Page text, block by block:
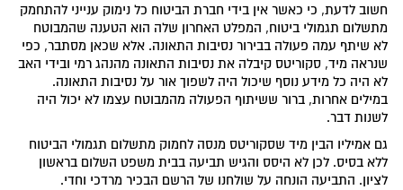
חשוב לדעת, כי כאשר אין בידי חברת הביטוח כל נימוק ענייני להתחמק
מתשלום תגמולי ביטוח, המפלט האחרון שלה הוא הטענה שהמבוטח
לא שיתף עמה פעולה בבירור נסיבות התאונה. אלא שכאן מסתבר, כפי
שנראה מיד, סקוריטס קיבלה את נסיבות התאונה מהנהג רמי ובידי האב
לא היה כל מידע נוסף שיכול היה לשפוך אור על נסיבות התאונה.
במילים אחרות, ברור ששיתוף הפעולה מהמבוטח עצמו לא יכול היה
לשנות דבר.
גם אמיליו הבין מיד שסקוריטס מנסה לחמוק מתשלום תגמולי הביטוח
ללא בסיס. לכן לא היסס והגיש תביעה בבית משפט השלום בראשון
לציון. התביעה הונחה על שולחנו של הרשם הבכיר מרדכי וחדי.